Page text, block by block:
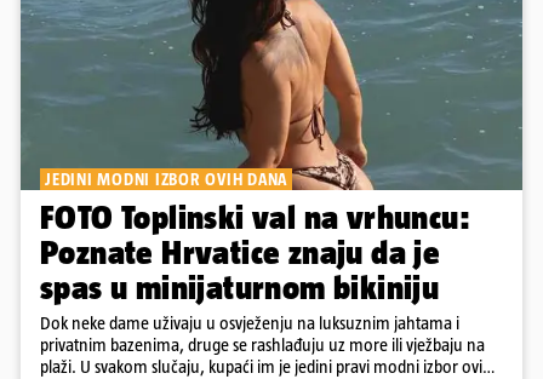
JEDINI MODNI IZBOR OVIH DANA
FOTO Toplinski val na vrhuncu:
Poznate Hrvatice znaju da je
spas u minijaturnom bikiniju
Dok neke dame uživaju u osvježenju na luksuznim jahtama i
privatnim bazenima, druge se rashlađuju uz more ili vježbaju na
plaži. U svakom slučaju, kupaći im je jedini pravi modni izbor ovih